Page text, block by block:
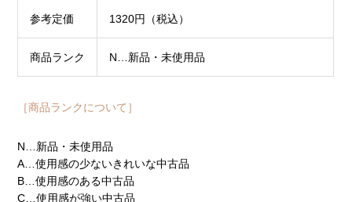
参考定価 1320円（税込）
商品ランク N…新品・未使用品
［商品ランクについて］
N…新品・未使用品
A…使用感の少ないきれいな中古品
B…使用感のある中古品
C…使用感が強い中古品